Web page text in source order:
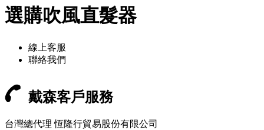
選購吹風直髮器
線上客服
聯絡我們
戴森客戶服務
台灣總代理 恆隆行貿易股份有限公司